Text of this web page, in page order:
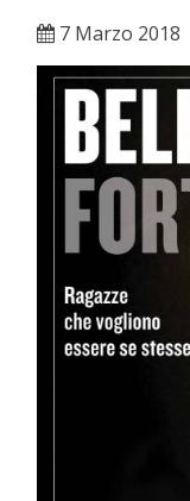
7 Marzo 2018